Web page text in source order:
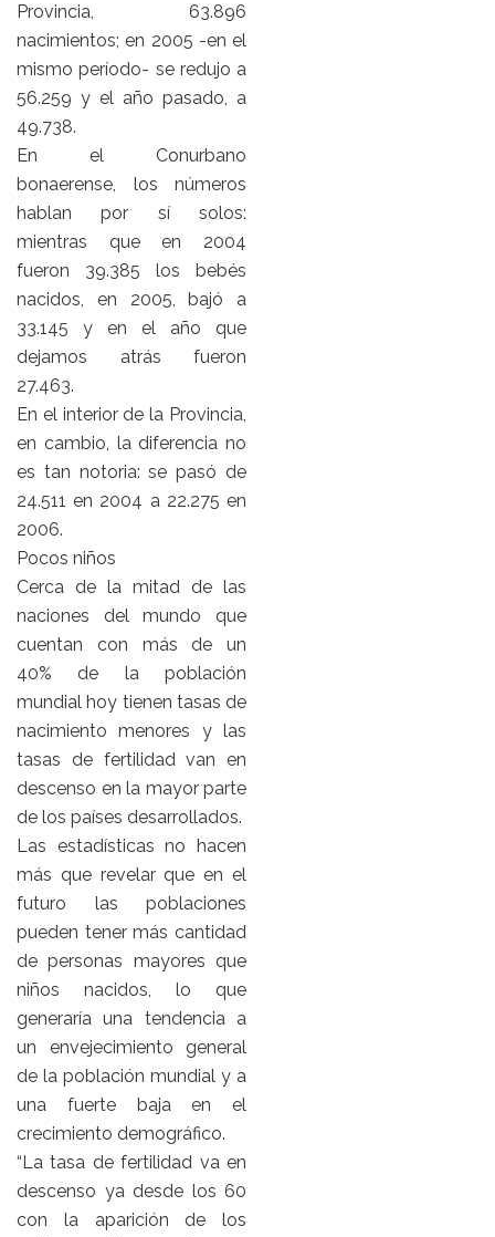
Provincia, 63.896
nacimientos; en 2005 -en el
mismo período- se redujo a
56.259 y el año pasado, a
49.738.
En el Conurbano
bonaerense, los números
hablan por sí solos:
mientras que en 2004
fueron 39.385 los bebés
nacidos, en 2005, bajó a
33.145 y en el año que
dejamos atrás fueron
27.463.
En el interior de la Provincia,
en cambio, la diferencia no
es tan notoria: se pasó de
24.511 en 2004 a 22.275 en
2006.
Pocos niños
Cerca de la mitad de las
naciones del mundo que
cuentan con más de un
40% de la población
mundial hoy tienen tasas de
nacimiento menores y las
tasas de fertilidad van en
descenso en la mayor parte
de los países desarrollados.
Las estadísticas no hacen
más que revelar que en el
futuro las poblaciones
pueden tener más cantidad
de personas mayores que
niños nacidos, lo que
generaría una tendencia a
un envejecimiento general
de la población mundial y a
una fuerte baja en el
crecimiento demográfico.
“La tasa de fertilidad va en
descenso ya desde los 60
con la aparición de los